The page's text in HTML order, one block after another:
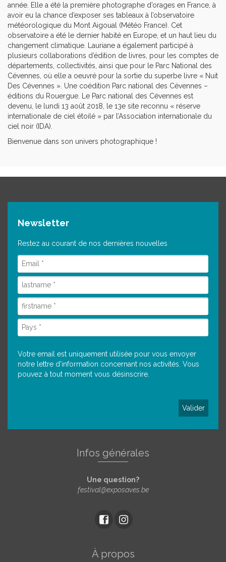
année. Elle a été la première photographe d’orages en France, à
avoir eu la chance d’exposer ses tableaux à l’observatoire
météorologique du Mont Aigoual (Météo France). Cet
observatoire a été le dernier habité en Europe, et un haut lieu du
changement climatique. Lauriane a également participé à
plusieurs collaborations d’édition de livres, pour les comptes de
départements, collectivités, ainsi que pour le Parc National des
Cévennes, où elle a oeuvré pour la sortie du superbe livre « Nuit
Des Cévennes ». Une coédition Parc national des Cévennes –
éditions du Rouergue. Le Parc national des Cévennes est
devenu, le lundi 13 août 2018, le 13e site reconnu « réserve
internationale de ciel étoilé » par l’Association internationale du
ciel noir (IDA).
Bienvenue dans son univers photographique !
Newsletter
Restez au courant de nos dernières nouvelles
Votre email est uniquement utilisée pour vous envoyer
notre lettre d'information concernant nos activités. Vous
pouvez à tout moment vous désinscrire.
Infos générales
Une question?
festival@exposaves.be
À propos